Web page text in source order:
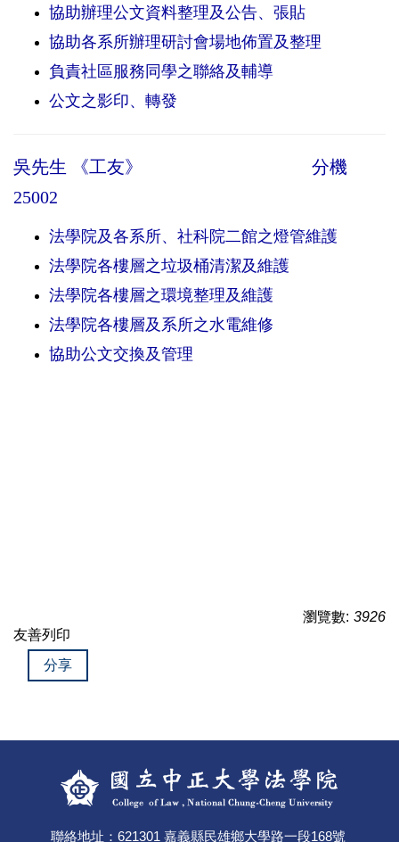
協助辦理公文資料整理及公告、張貼
協助各系所辦理研討會場地佈置及整理
負責社區服務同學之聯絡及輔導
公文之影印、轉發
吳先生 《工友》 分機
25002
法學院及各系所、社科院二館之燈管維護
法學院各樓層之垃圾桶清潔及維護
法學院各樓層之環境整理及維護
法學院各樓層及系所之水電維修
協助公文交換及管理
瀏覽數: 3926
友善列印
分享
聯絡地址：621301 嘉義縣民雄鄉大學路一段168號